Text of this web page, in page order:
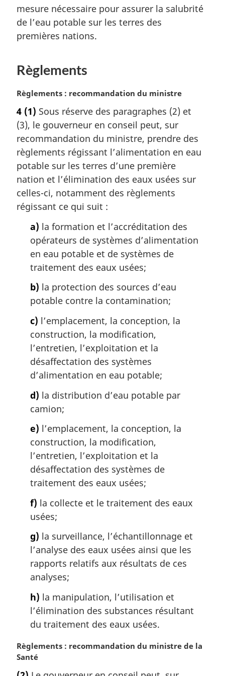
n
a
e
mesure nécessaire pour assurer la salubrité
de l’eau potable sur les terres des
premières nations.
Règlements
N
t
e
m
a
g
i
n
a
Règlements : recommandation du ministre
4 (1) Sous réserve des paragraphes (2) et
(3), le gouverneur en conseil peut, sur
recommandation du ministre, prendre des
règlements régissant l’alimentation en eau
potable sur les terres d’une première
nation et l’élimination des eaux usées sur
celles-ci, notamment des règlements
régissant ce qui suit :
a) la formation et l’accréditation des
opérateurs de systèmes d’alimentation
en eau potable et de systèmes de
traitement des eaux usées;
b) la protection des sources d’eau
potable contre la contamination;
c) l’emplacement, la conception, la
construction, la modification,
l’entretien, l’exploitation et la
désaffectation des systèmes
d’alimentation en eau potable;
d) la distribution d’eau potable par
camion;
e) l’emplacement, la conception, la
construction, la modification,
l’entretien, l’exploitation et la
désaffectation des systèmes de
traitement des eaux usées;
f) la collecte et le traitement des eaux
usées;
g) la surveillance, l’échantillonnage et
l’analyse des eaux usées ainsi que les
rapports relatifs aux résultats de ces
analyses;
h) la manipulation, l’utilisation et
l’élimination des substances résultant
du traitement des eaux usées.
N
o
Règlements : recommandation du ministre de la
Santé